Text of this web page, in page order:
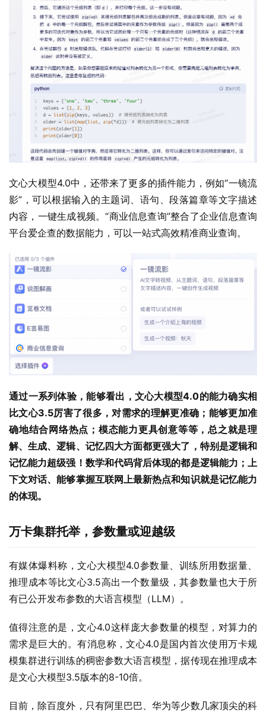
文心大模型4.0中，还带来了更多的插件能力，例如“一镜流
影”，可以根据输入的主题词、语句、段落篇章等文字描述
内容，一键生成视频。“商业信息查询”整合了企业信息查询
平台爱企查的数据能力，可以一站式高效精准商业查询。
通过一系列体验，能够看出，文心大模型4.0的能力确实相
比文心3.5厉害了很多，对需求的理解更准确；能够更加准
确地结合网络热点；模态能力更具创意等等，总之就是理
解、生成、逻辑、记忆四大方面都更强大了，特别是逻辑和
记忆能力超级强！数学和代码背后体现的都是逻辑能力；上
下文对话、能够掌握互联网上最新热点和知识就是记忆能力
的体现。
万卡集群托举，参数量或迎越级
有媒体爆料称，文心大模型4.0参数量、训练所用数据量、
推理成本等比文心3.5高出一个数量级，其参数量也大于所
有已公开发布参数的大语言模型（LLM）。
值得注意的是，文心4.0这样庞大参数量的模型，对算力的
需求是巨大的。有消息称，文心4.0是国内首次使用万卡规
模集群进行训练的稠密参数大语言模型，据传现在推理成本
是文心大模型3.5版本的8-10倍。
目前，除百度外，只有阿里巴巴、华为等少数几家顶尖的科